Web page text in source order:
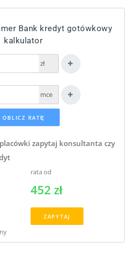
Bank kredyt gotówkowy
kalkulator
zł
mce
zapytaj konsultanta czy
rata od
452 zł
ZAPYTAJ